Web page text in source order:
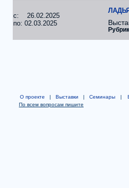
c: 26.02.2025
по: 02.03.2025
О проекте | Выставки | Семинары |
По всем вопросам пишите